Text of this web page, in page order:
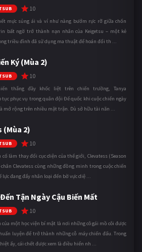
10
mực sủng ái và ví như nàng bướm rực rỡ giữa chốn
bất ngờ trở thành nạn nhân của Keigetsu – một kẻ
triều đình đã sử dụng ma thuật để hoán đổi th ...
Ký (Mùa 2)
10
thắng đầy khốc liệt trên chiến trường, Tanya
tục phục vụ trong quân đội Đế quốc khi cuộc chiến ngày
mở rộng trên nhiều mặt trận. Dù sở hữu tài năn ...
(Mùa 2)
10
làm thay đổi cục diện của thế giới, Clevatess (Season
Clevatess cùng những đồng minh trong cuộc chiến
lực đang đẩy nhân loại đến bờ vực diệ ...
Tận Ngày Cậu Biến Mất
10
của một học viện bí mật là nơi những cô gái mồ côi được
luyện để trở thành những cỗ máy chiến đấu. Trong
ấy, cái chết được xem là điều hiển nh ...